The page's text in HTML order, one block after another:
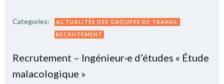
Categories:
ACTUALITÉS DES GROUPES DE TRAVAIL
RECRUTEMENT
Recrutement – Ingénieur·e d’études « Étude
malacologique »